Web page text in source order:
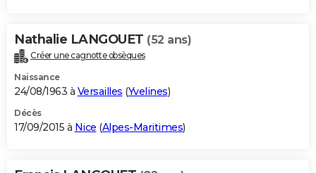
Nathalie LANGOUET (52 ans)
Créer une cagnotte obsèques
Naissance
24/08/1963 à Versailles (Yvelines)
Décès
17/09/2015 à Nice (Alpes-Maritimes)